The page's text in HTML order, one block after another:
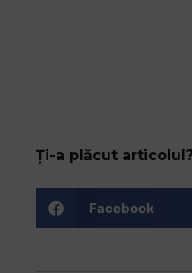
Ți-a plăcut
Facebook